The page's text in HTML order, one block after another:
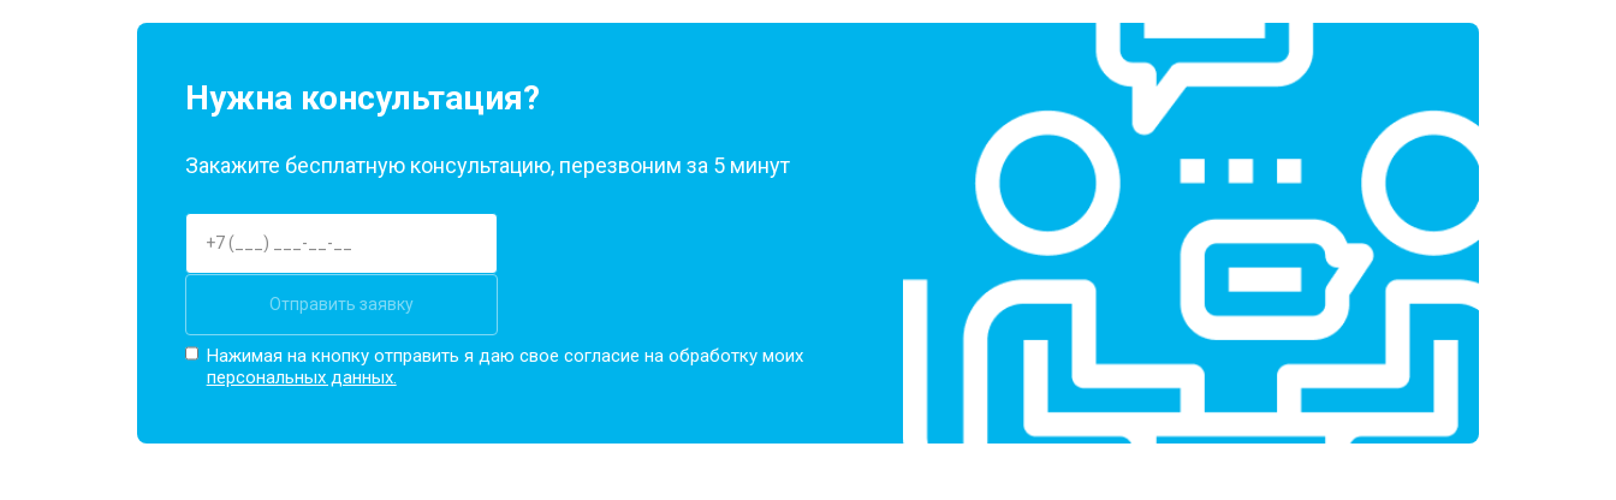
Нужна консультация?
Закажите бесплатную консультацию, перезвоним за 5 минут
Отправить заявку
Нажимая на кнопку отправить я даю свое согласие на обработку моих
персональных данных.